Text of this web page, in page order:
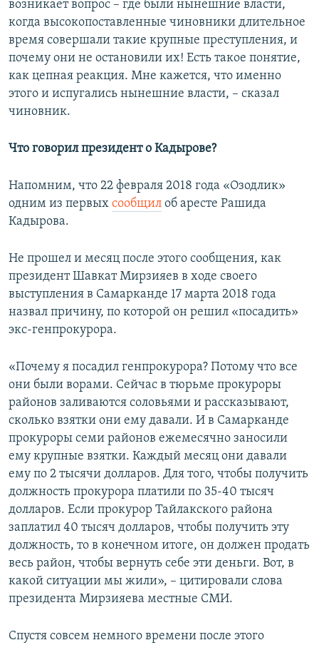
возникает вопрос – где были нынешние власти,
когда высокопоставленные чиновники длительное
время совершали такие крупные преступления, и
почему они не остановили их! Есть такое понятие,
как цепная реакция. Мне кажется, что именно
этого и испугались нынешние власти, – сказал
чиновник.
Что говорил президент о Кадырове?
Напомним, что 22 февраля 2018 года «Озодлик»
одним из первых сообщил об аресте Рашида
Кадырова.
Не прошел и месяц после этого сообщения, как
президент Шавкат Мирзияев в ходе своего
выступления в Самарканде 17 марта 2018 года
назвал причину, по которой он решил «посадить»
экс-генпрокурора.
«Почему я посадил генпрокурора? Потому что все
они были ворами. Сейчас в тюрьме прокуроры
районов заливаются соловьями и рассказывают,
сколько взятки они ему давали. И в Самарканде
прокуроры семи районов ежемесячно заносили
ему крупные взятки. Каждый месяц они давали
ему по 2 тысячи долларов. Для того, чтобы получить
должность прокурора платили по 35-40 тысяч
долларов. Если прокурор Тайлакского района
заплатил 40 тысяч долларов, чтобы получить эту
должность, то в конечном итоге, он должен продать
весь район, чтобы вернуть себе эти деньги. Вот, в
какой ситуации мы жили», – цитировали слова
президента Мирзияева местные СМИ.
Спустя совсем немного времени после этого